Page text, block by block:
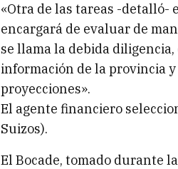
«Otra de las tareas -detalló-
encargará de evaluar de
se llama la debida
información de la provincia
proyecciones».
El agente financiero
Suizos).
El Bocade, tomado durante